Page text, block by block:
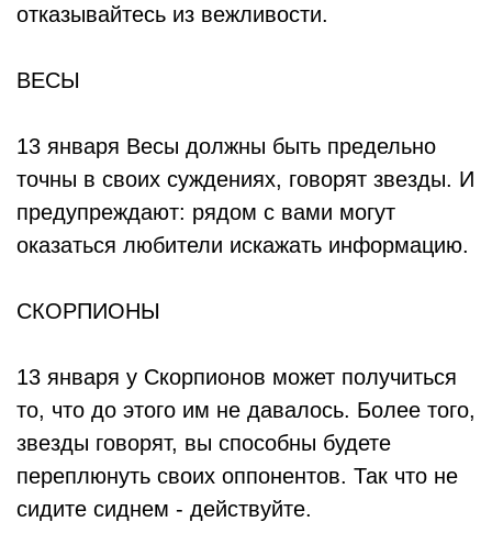
отказывайтесь из вежливости.
ВЕСЫ
13 января Весы должны быть предельно
точны в своих суждениях, говорят звезды. И
предупреждают: рядом с вами могут
оказаться любители искажать информацию.
СКОРПИОНЫ
13 января у Скорпионов может получиться
то, что до этого им не давалось. Более того,
звезды говорят, вы способны будете
переплюнуть своих оппонентов. Так что не
сидите сиднем - действуйте.